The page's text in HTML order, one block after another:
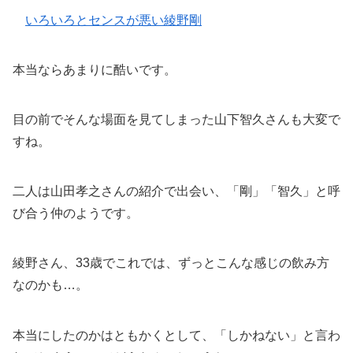
いろいろとセンスが悪い綾野剛
本当ならあまりに酷いです。
目の前でそんな場面を見てしまった山下智久さんも大変で
すね。
二人は山田孝之さんの紹介で出会い、「剛」「智久」と呼
び合う仲のようです。
綾野さん、33歳でこれでは、ずっとこんな感じの飲み方
なのかも…。
本当にしたのかはともかくとして、「しかねない」と言わ